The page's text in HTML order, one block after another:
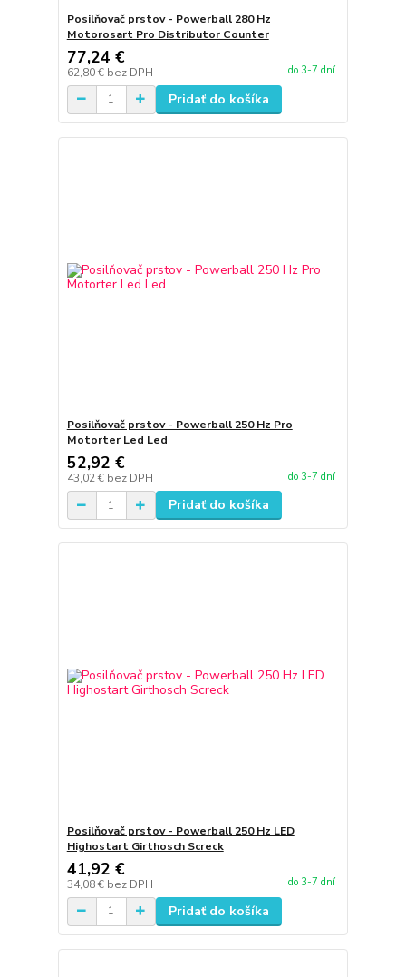
Posilňovač prstov - Powerball 280 Hz
Motorosart Pro Distributor Counter
77,24 €
62,80 € bez DPH do 3-7 dní
Pridať do košíka
Posilňovač prstov - Powerball 250 Hz Pro
Motorter Led Led
52,92 €
43,02 € bez DPH do 3-7 dní
Pridať do košíka
Posilňovač prstov - Powerball 250 Hz LED
Highostart Girthosch Screck
41,92 €
34,08 € bez DPH do 3-7 dní
Pridať do košíka